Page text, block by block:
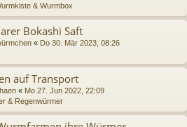
& Wurmbox
Bokashi Saft
« Do 30. Mär 2023, 08:26
auf Transport
« Mo 27. Jun 2022, 22:09
& Regenwürmer